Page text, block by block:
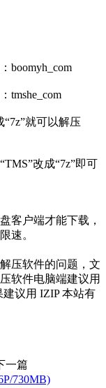
boomyh_com
tmshe_com
就可以解压
改成“7z”即可
客户端才能下载，
速。
压软件的问题，文
软件电脑端建议用
建议用 IZIP 本站有
一篇
730MB)